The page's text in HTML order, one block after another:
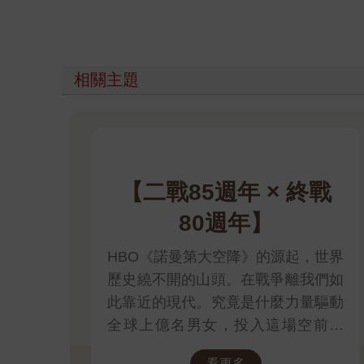
相關主題
【二戰85週年 × 終戰
80週年】
HBO《諾曼第大空降》的源起，世界
歷史繞不開的山頭。在戰爭離我們如
此靠近的現代。究竟是什麼力量驅動
全球上億名男女，投入這場空前絕
後、影響至今的軍事衝突？我們站在